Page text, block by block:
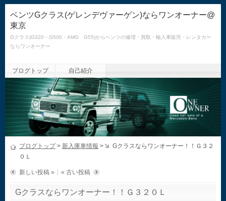
ベンツGクラス(ゲレンデヴァーゲン)ならワンオーナー@
東京
Gクラス(G320・G500・AMG G55)からベンツの修理・買取・輸入車販売・レンタカー
ならワンオーナー
ブログトップ 自己紹介
ブログトップ> 新入庫車情報 >
Gクラスならワンオーナー！！Ｇ３２
０Ｌ
新しい投稿 » « 古い投稿
Gクラスならワンオーナー！！Ｇ３２０Ｌ